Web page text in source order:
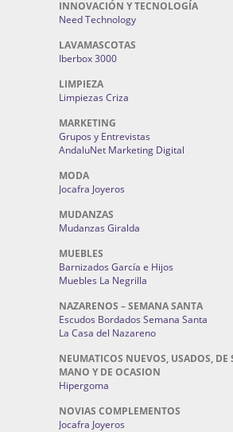
INNOVACIÓN Y TECNOLOGÍA
Need Technology
LAVAMASCOTAS
Iberbox 3000
LIMPIEZA
Limpiezas Criza
MARKETING
Grupos y Entrevistas
AndaluNet Marketing Digital
MODA
Jocafra Joyeros
MUDANZAS
Mudanzas Giralda
MUEBLES
Barnizados García e Hijos
Muebles La Negrilla
NAZARENOS – SEMANA SANTA
Escudos Bordados Semana Santa
La Casa del Nazareno
NEUMATICOS NUEVOS, USADOS, DE
MANO Y DE OCASION
Hipergoma
NOVIAS COMPLEMENTOS
Jocafra Joyeros